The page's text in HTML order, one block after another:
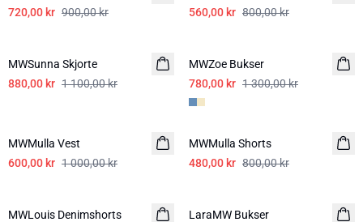
720,00 kr 900,00 kr
560,00 kr 800,00 kr
MWSunna Skjorte
880,00 kr 1 100,00 kr
MWZoe Bukser
780,00 kr 1 300,00 kr
MWMulla Vest
600,00 kr 1 000,00 kr
-40%
MWMulla Shorts
480,00 kr 800,00 kr
MWLouis Denimshorts
LaraMW Bukser